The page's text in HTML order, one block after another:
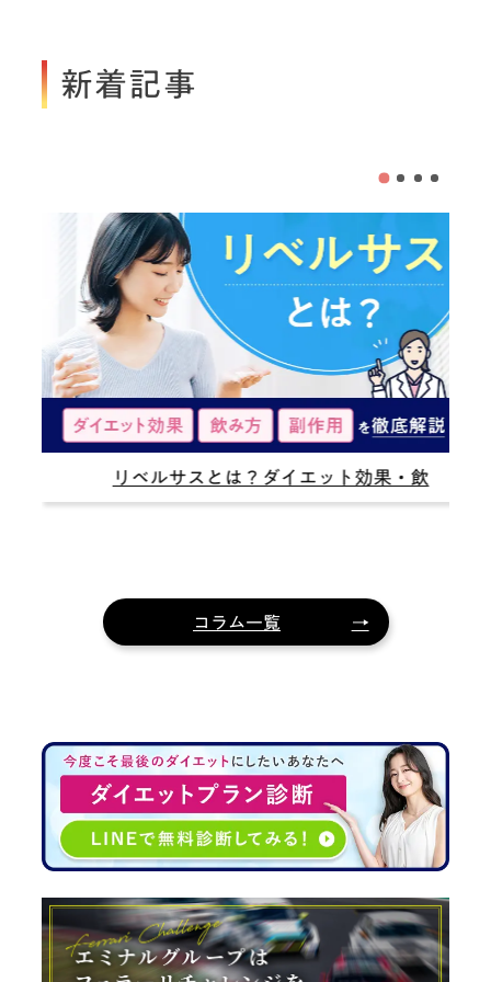
新着記事
リベルサスとは？ダイエット効果・飲
み方・副作用を徹底解説
コラム一覧